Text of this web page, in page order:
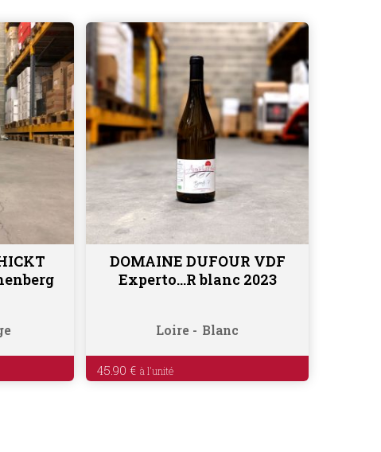
Ajouter au panier
DOMAINE DUFOUR VDF
Experto…R blanc 2023
Loire Blanc
45.90 €